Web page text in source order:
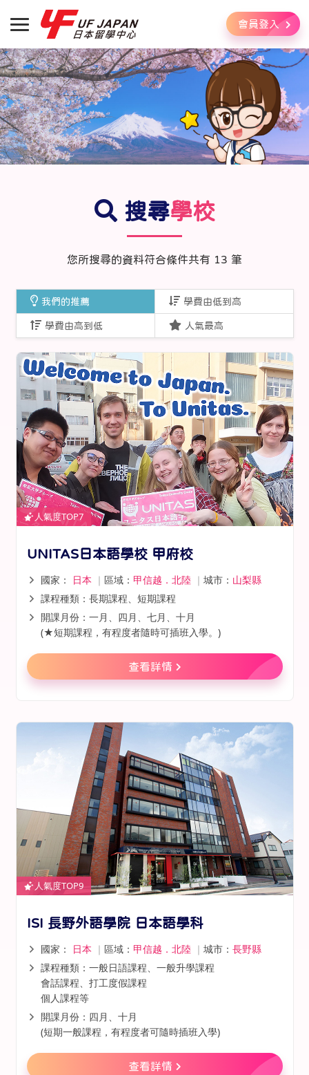
會員登入
搜尋學校
您所搜尋的資料符合條件共有 13 筆
我們的推薦 學費由低到高
學費由高到低 人氣最高
人氣度TOP7
UNITAS日本語學校 甲府校
國家： 日本 ｜ 區域： 甲信越．北陸 ｜ 城市： 山梨縣
課程種類：長期課程、短期課程
開課月份：一月、四月、七月、十月
(★短期課程，有程度者隨時可插班入學。)
查看詳情
人氣度TOP9
ISI 長野外語學院 日本語學科
國家： 日本 ｜ 區域： 甲信越．北陸 ｜ 城市： 長野縣
課程種類：一般日語課程、一般升學課程
會話課程、打工度假課程
個人課程等
開課月份：四月、十月
(短期一般課程，有程度者可隨時插班入學)
查看詳情